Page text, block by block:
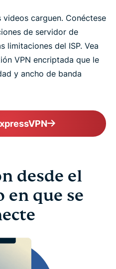
videos carguen. Conéctese
de servidor de
limitaciones del ISP. Vea
VPN encriptada que le
y ancho de banda
desde el
que se